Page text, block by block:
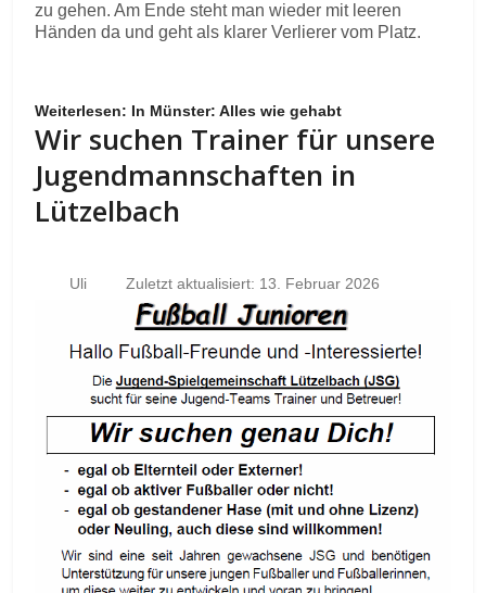
zu gehen. Am Ende steht man wieder mit leeren
Händen da und geht als klarer Verlierer vom Platz.
Weiterlesen: In Münster: Alles wie gehabt
Wir suchen Trainer für unsere
Jugendmannschaften in
Lützelbach
Uli Zuletzt aktualisiert: 13. Februar 2026